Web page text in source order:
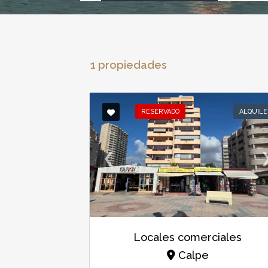
1 propiedades
RESERVADO
❮
Locales comerciales
Calpe